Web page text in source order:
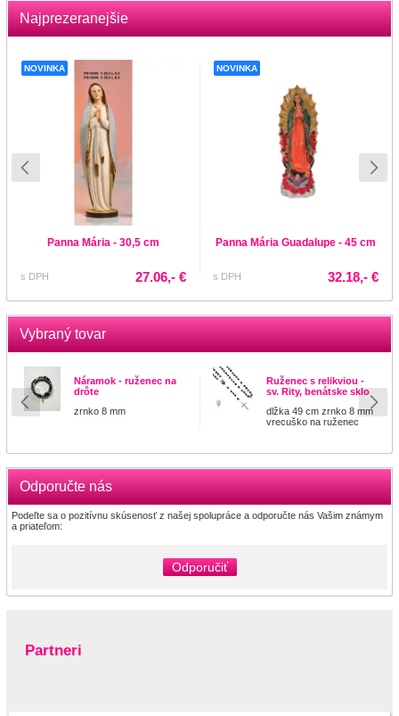
Najprezeranejšie
NOVINKA
Panna Mária - 30,5 cm
s DPH 27.06,- €
NOVINKA
Panna Mária Guadalupe - 45 cm
s DPH 32.18,- €
Vybraný tovar
Náramok - ruženec na
drôte
zrnko 8 mm
Ruženec s relikviou -
sv. Rity, benátske sklo
dlžka 49 cm zrnko 8 mm
vrecuško na ruženec
Odporučte nás
Podeľte sa o pozitívnu skúsenosť z našej spolupráce a odporučte nás Vašim známym
a priateľom:
Odporučiť
Partneri